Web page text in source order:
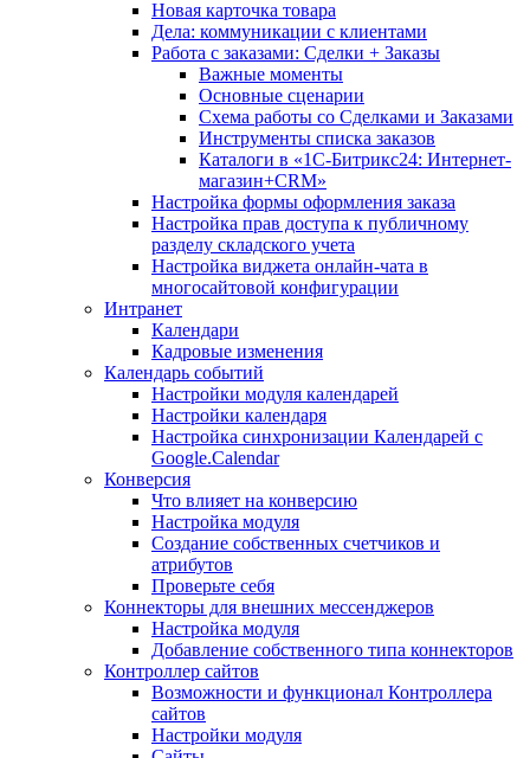
Новая карточка товара
Дела: коммуникации с клиентами
Работа с заказами: Сделки + Заказы
Важные моменты
Основные сценарии
Схема работы со Сделками и Заказами
Инструменты списка заказов
Каталоги в «1С-Битрикс24: Интернет-
магазин+CRM»
Настройка формы оформления заказа
Настройка прав доступа к публичному
разделу складского учета
Настройка виджета онлайн-чата в
многосайтовой конфигурации
Интранет
Календари
Кадровые изменения
Календарь событий
Настройки модуля календарей
Настройки календаря
Настройка синхронизации Календарей с
Google.Calendar
Конверсия
Что влияет на конверсию
Настройка модуля
Создание собственных счетчиков и
атрибутов
Проверьте себя
Коннекторы для внешних мессенджеров
Настройка модуля
Добавление собственного типа коннекторов
Контроллер сайтов
Возможности и функционал Контроллера
сайтов
Настройки модуля